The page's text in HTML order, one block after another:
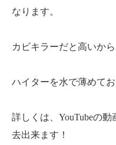
なります。
カビキラーだと高いか
ハイターを水で薄めて
詳しくは、YouTubeの
去出来ます！